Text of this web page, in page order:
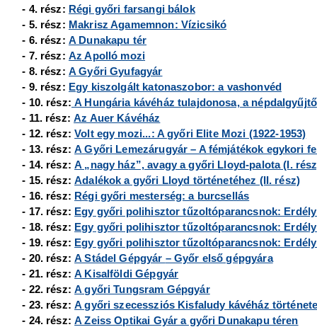
- 4. rész: Régi győri farsangi bálok
- 5. rész: Makrisz Agamemnon: Vízicsikó
- 6. rész: A Dunakapu tér
- 7. rész: Az Apolló mozi
- 8. rész: A Győri Gyufagyár
- 9. rész: Egy kiszolgált katonaszobor: a vashonvéd
- 10. rész: A Hungária kávéház tulajdonosa, a
- 11. rész:Az Auer Kávéház
- 12. rész:Volt egy mozi...: A győri Elite Mozi (1922-1953)
- 13. rész:A Győri Lemezárugyár – A fémjátékok egykori
- 14. rész:A „nagy ház”, avagy a győri Lloyd-palota (I.
- 15. rész:Adalékok a győri Lloyd történetéhez (II. rész)
- 16. rész: Régi győri mesterség: a burcsellás
- 17. rész: Egy győri polihisztor tűzoltóparancsnok: Erdély
- 18. rész: Egy győri polihisztor tűzoltóparancsnok: Erdély
- 19. rész: Egy győri polihisztor tűzoltóparancsnok: Erdély
- 20. rész:A Stádel Gépgyár – Győr első gépgyára
- 21. rész:A Kisalföldi Gépgyár
- 22. rész:A győri Tungsram Gépgyár
- 23. rész:A győri szecessziós Kisfaludy kávéház
- 24. rész:A Zeiss Optikai Gyár a győri Dunakapu téren